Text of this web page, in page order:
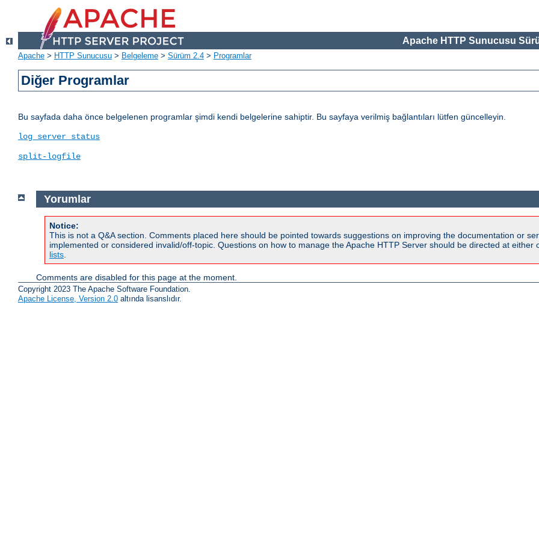
Apache HTTP Sunucusu
Apache > HTTP Sunucusu > Belgeleme > Sürüm 2.4 > Programlar
Diğer Programlar
Bu sayfada daha önce belgelenen programlar şimdi kendi belgelerine sahiptir. Bu sayfaya verilmiş bağlantıları lütfen güncelleyin.
log_server_status
split-logfile
Yorumlar
Notice:
This is not a Q&A section. Comments placed here should be pointed towards suggestions on improving the documentation or
implemented or considered invalid/off-topic. Questions on how to manage the Apache HTTP Server should be directed at
lists.
Comments are disabled for this page at the moment.
Copyright 2023 The Apache Software Foundation.
Apache License, Version 2.0 altında lisanslıdır.